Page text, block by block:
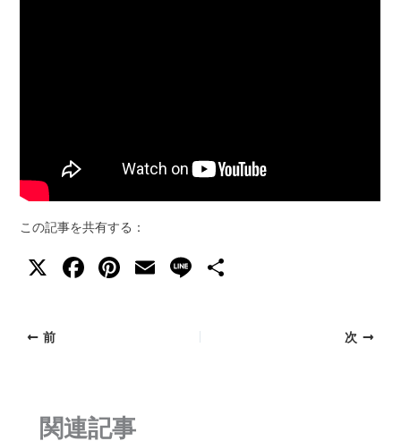
この記事を共有する：
X F
o
Pi E Li
e
前 次
関連記事